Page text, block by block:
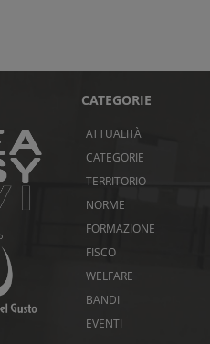
CATEGORIE
ATTUALITÀ
CATEGORIE
TERRITORIO
NORME
FORMAZIONE
FISCO
WELFARE
BANDI
EVENTI